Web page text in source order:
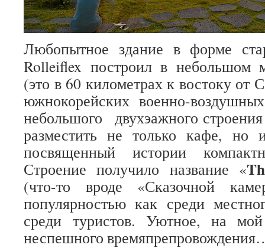
Любопытное здание в форме
Rolleiflex построил в небольшом
(это в 60 километрах к востоку от
южнокорейских военно-
небольшого двухэажного
разместить не только кафе, но
посвященный истории
Строение получило название «
(что-то вроде «Сказочной
популярностью как среди
среди туристов. Уютное, на
неспешного